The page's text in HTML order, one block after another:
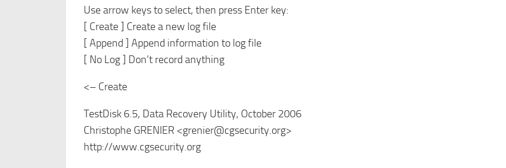
Use arrow keys to select, then press Enter key:
[ Create ] Create a new log file
[ Append ] Append information to log file
[ No Log ] Don’t record anything
<– Create
TestDisk 6.5, Data Recovery Utility, October 2006
Christophe GRENIER <grenier@cgsecurity.org>
http://www.cgsecurity.org